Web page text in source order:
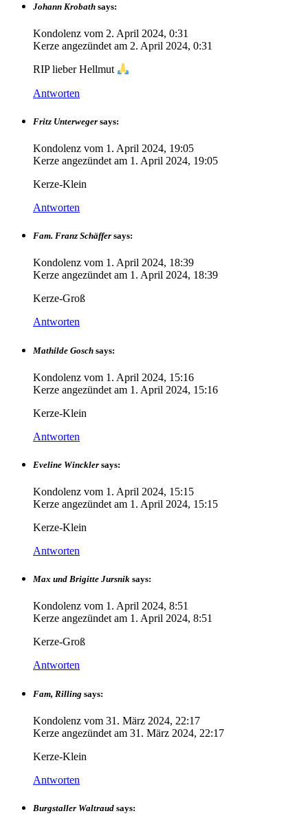
Johann Krobath says:
Kondolenz vom 2. April 2024, 0:31
Kerze angezündet am 2. April 2024, 0:31
RIP lieber Hellmut
Antworten
Fritz Unterweger says:
Kondolenz vom 1. April 2024, 19:05
Kerze angezündet am 1. April 2024, 19:05
Kerze-Klein
Antworten
Fam. Franz Schäffer says:
Kondolenz vom 1. April 2024, 18:39
Kerze angezündet am 1. April 2024, 18:39
Kerze-Groß
Antworten
Mathilde Gosch says:
Kondolenz vom 1. April 2024, 15:16
Kerze angezündet am 1. April 2024, 15:16
Kerze-Klein
Antworten
Eveline Winckler says:
Kondolenz vom 1. April 2024, 15:15
Kerze angezündet am 1. April 2024, 15:15
Kerze-Klein
Antworten
Max und Brigitte Jursnik says:
Kondolenz vom 1. April 2024, 8:51
Kerze angezündet am 1. April 2024, 8:51
Kerze-Groß
Antworten
Fam, Rilling says:
Kondolenz vom 31. März 2024, 22:17
Kerze angezündet am 31. März 2024, 22:17
Kerze-Klein
Antworten
Burgstaller Waltraud says: